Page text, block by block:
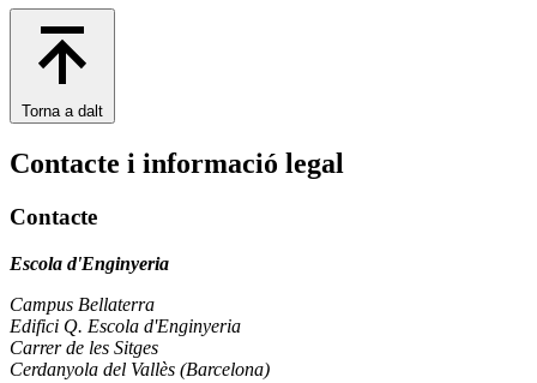
Torna a dalt
Contacte i informació legal
Contacte
Escola d'Enginyeria
Campus Bellaterra
Edifici Q. Escola d'Enginyeria
Carrer de les Sitges
Cerdanyola del Vallès (Barcelona)